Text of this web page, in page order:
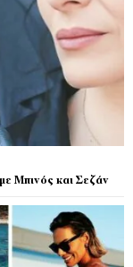
Μπινός και Σεζάν